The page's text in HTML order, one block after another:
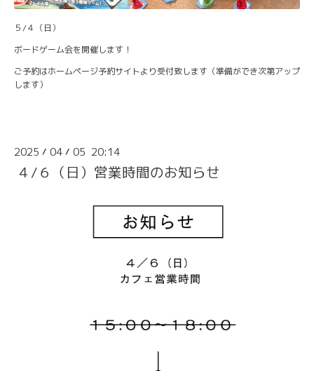
５/４（日）
ボードゲーム会を開催します！
ご予約はホームページ予約サイトより受付致します（準備ができ次第アップ
します）
2025 / 04 / 05 20:14
４/６（日）営業時間のお知らせ